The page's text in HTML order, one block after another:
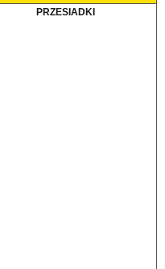
PRZESIADKI